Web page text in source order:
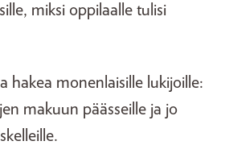
miksi oppilaalle tulisi
hakea monenlaisille lukijoille:
makuun päässeille ja jo